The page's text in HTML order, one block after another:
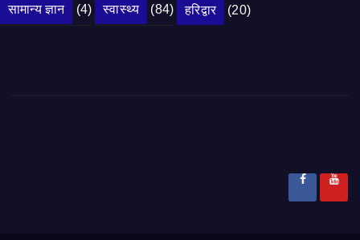
सामान्य ज्ञान (4) स्वास्थ्य (84) हरिद्वार (20)